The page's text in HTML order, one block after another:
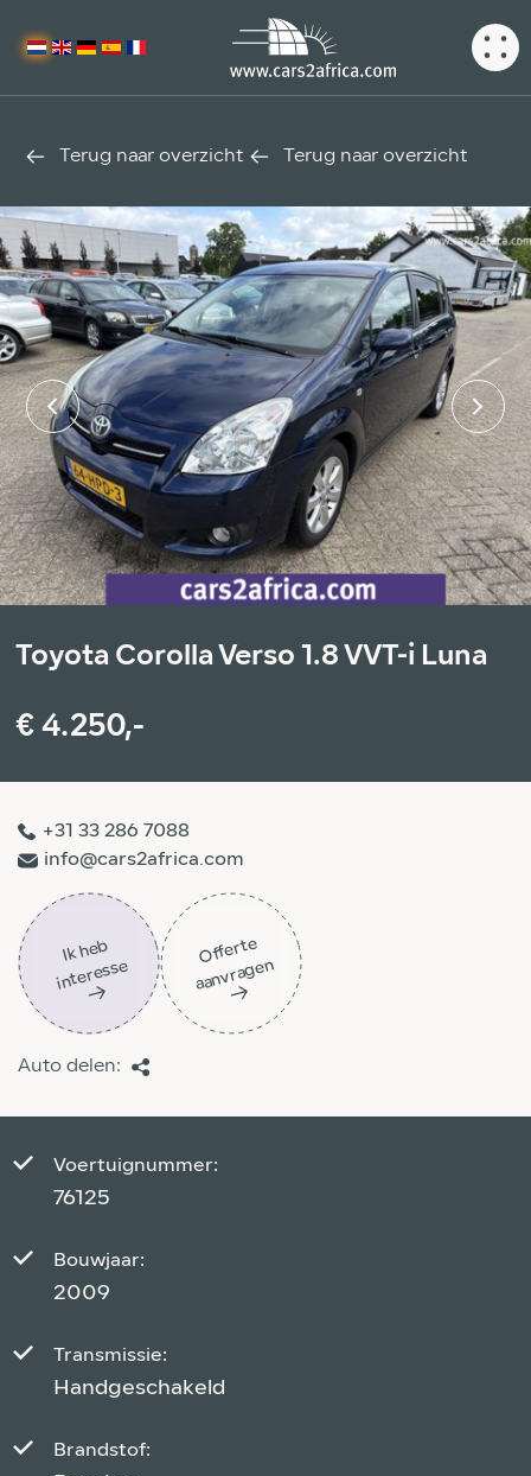
Terug naar overzicht Terug naar overzicht
Toyota Corolla Verso 1.8 VVT-i Luna
€ 4.250,-
+31 33 286 7088
info@cars2africa.com
Ik
h
e
b
i
nt
er
ess
e
Off
ert
e
aa
n
vra
g
e
n
Auto delen:
Voertuignummer:
76125
Bouwjaar:
2009
Transmissie:
Handgeschakeld
Brandstof: